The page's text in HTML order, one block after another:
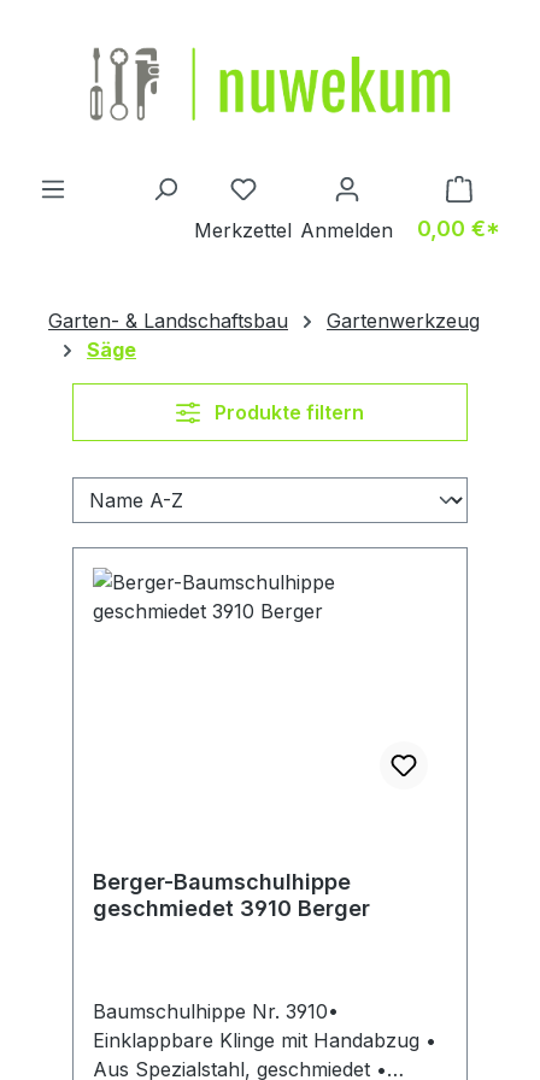
Du hast 0 Produkte auf dem
Merkzettel Anmelden 0,00 €*
Garten- & Landschaftsbau
Gartenwerkzeug
Säge
Produkte filtern
Berger-Baumschulhippe
geschmiedet 3910 Berger
Baumschulhippe Nr. 3910•
Einklappbare Klinge mit Handabzug •
Aus Spezialstahl, geschmiedet •